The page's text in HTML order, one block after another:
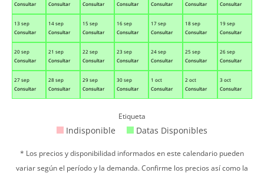
Consultar
Consultar
Consultar
Consultar
Consultar
Consultar
Consultar
13 sep
Consultar
14 sep
Consultar
15 sep
Consultar
16 sep
Consultar
17 sep
Consultar
18 sep
Consultar
19 sep
Consultar
20 sep
Consultar
21 sep
Consultar
22 sep
Consultar
23 sep
Consultar
24 sep
Consultar
25 sep
Consultar
26 sep
Consultar
27 sep
Consultar
28 sep
Consultar
29 sep
Consultar
30 sep
Consultar
1 oct
Consultar
2 oct
Consultar
3 oct
Consultar
Etiqueta
Indisponible Datas Disponibles
* Los precios y disponibilidad informados en este calendario pueden
variar según el período y la demanda. Confirme los precios así como la